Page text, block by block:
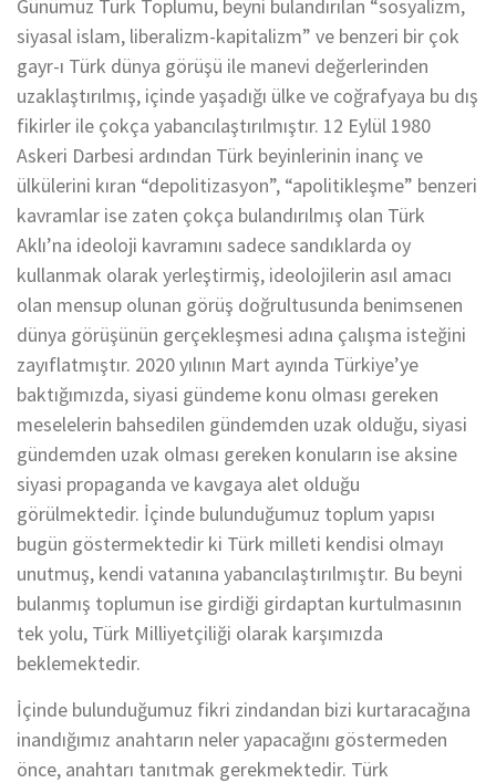
Günümüz Türk Toplumu, beyni bulandırılan “sosyalizm,
siyasal islam, liberalizm-kapitalizm” ve benzeri bir çok
gayr-ı Türk dünya görüşü ile manevi değerlerinden
uzaklaştırılmış, içinde yaşadığı ülke ve coğrafyaya bu dış
fikirler ile çokça yabancılaştırılmıştır. 12 Eylül 1980
Askeri Darbesi ardından Türk beyinlerinin inanç ve
ülkülerini kıran “depolitizasyon”, “apolitikleşme” benzeri
kavramlar ise zaten çokça bulandırılmış olan Türk
Aklı’na ideoloji kavramını sadece sandıklarda oy
kullanmak olarak yerleştirmiş, ideolojilerin asıl amacı
olan mensup olunan görüş doğrultusunda benimsenen
dünya görüşünün gerçekleşmesi adına çalışma isteğini
zayıflatmıştır. 2020 yılının Mart ayında Türkiye’ye
baktığımızda, siyasi gündeme konu olması gereken
meselelerin bahsedilen gündemden uzak olduğu, siyasi
gündemden uzak olması gereken konuların ise aksine
siyasi propaganda ve kavgaya alet olduğu
görülmektedir. İçinde bulunduğumuz toplum yapısı
bugün göstermektedir ki Türk milleti kendisi olmayı
unutmuş, kendi vatanına yabancılaştırılmıştır. Bu beyni
bulanmış toplumun ise girdiği girdaptan kurtulmasının
tek yolu, Türk Milliyetçiliği olarak karşımızda
beklemektedir.
İçinde bulunduğumuz fikri zindandan bizi kurtaracağına
inandığımız anahtarın neler yapacağını göstermeden
önce, anahtarı tanıtmak gerekmektedir. Türk